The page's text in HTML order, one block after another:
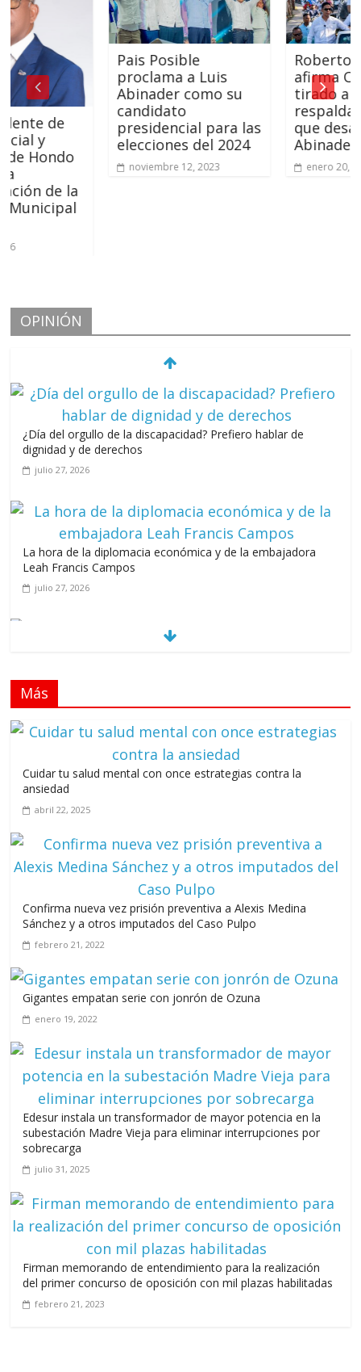
de
de la
Pais Posible
proclama a Luis
Abinader como su
candidato
presidencial para las
elecciones del 2024
noviembre 12, 2023
Roberto Ángel
afirma Ocoa
tirado a las
respaldar el
que desarrolla
Abinader y el
enero 20, 2024
OPINIÓN
¿Día del orgullo de la discapacidad? Prefiero hablar de
dignidad y de derechos
julio 27, 2026
La hora de la diplomacia económica y de la embajadora
Leah Francis Campos
julio 27, 2026
Llevar los Juegos XXV Juegos Centroamericanos y del Caribe
a las plazas y parques del país
junio 15, 2026
A 67 años de la gesta de Constanza,
Maimón y Estero Hondo
junio 14, 2026
Leonel Fernández y la última oportunidad de los políticos de
carrera
agosto 3, 2026
Más
Cuidar tu salud mental con once estrategias contra la
ansiedad
abril 22, 2025
Confirma nueva vez prisión preventiva a Alexis Medina
Sánchez y a otros imputados del Caso Pulpo
febrero 21, 2022
Gigantes empatan serie con jonrón de Ozuna
enero 19, 2022
Edesur instala un transformador de mayor potencia en la
subestación Madre Vieja para eliminar interrupciones por
sobrecarga
julio 31, 2025
Firman memorando de entendimiento para la realización
del primer concurso de oposición con mil plazas habilitadas
febrero 21, 2023